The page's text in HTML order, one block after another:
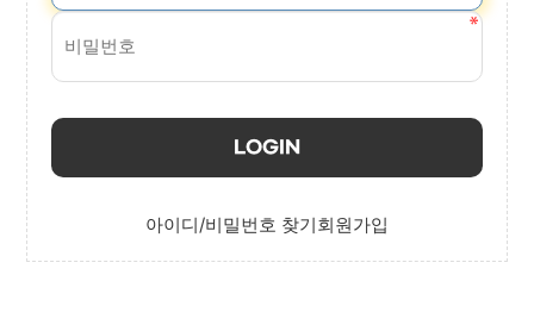
LOGIN
아이디/비밀번호 찾기회원가입